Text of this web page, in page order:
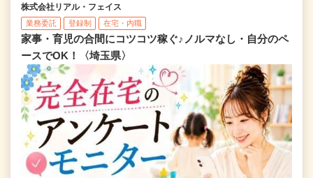
株式会社リアル・フェイス
業務委託 登録制 在宅・内職
家事・育児の合間にコツコツ稼ぐ♪ノルマなし・自分のペ
ースでOK！〈埼玉県〉